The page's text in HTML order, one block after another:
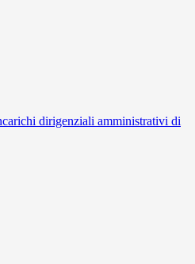
dirigenziali amministrativi di